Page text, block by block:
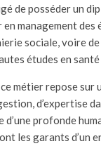
de posséder un
en management des
sociale, voire de
études en santé
ce métier repose sur
d’expertise
d’une profonde
les garants d’un